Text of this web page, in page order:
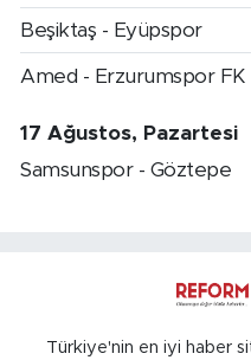
Beşiktaş - Eyüpspor
Amed - Erzurumspor FK
17 Ağustos, Pazartesi
Samsunspor - Göztepe
Türkiye'nin en iyi haber